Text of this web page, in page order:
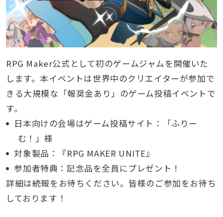
RPG Maker公式として初のゲームジャムを開催いた
します。本イベントは世界中のクリエイターが参加で
きる大規模な「報奨金あり」のゲーム投稿イベントで
す。
日本向けの会場はゲーム投稿サイト：「ふりー
む！」様
対象製品：『RPG MAKER UNITE』
参加者特典：記念品を全員にプレゼント！
詳細は続報をお待ちください。皆様のご参加をお待ち
しております！